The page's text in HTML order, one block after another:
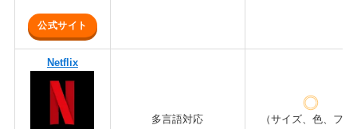
公式サイト
Netflix
多言語対応
（サイズ、色、フォ